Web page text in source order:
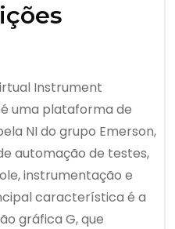
Instrument
uma plataforma de
NI do grupo Emerson,
automação de testes,
instrumentação e
característica é a
gráfica G, que